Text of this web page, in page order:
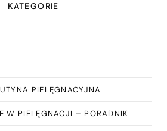
KATEGORIE
PIELĘGNACYJNA
W PIELĘGNACJI – PORADNIK